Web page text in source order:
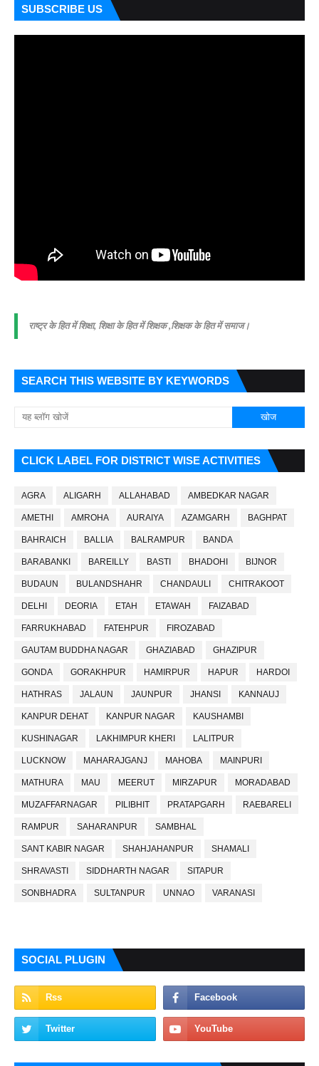
SUBSCRIBE US
राष्ट्र के हित में शिक्षा, शिक्षा के हित में शिक्षक ,शिक्षक के हित में समाज।
SEARCH THIS WEBSITE BY KEYWORDS
CLICK LABEL FOR DISTRICT WISE ACTIVITIES
AGRA ALIGARH ALLAHABAD AMBEDKAR NAGAR
AMETHI AMROHA AURAIYA AZAMGARH BAGHPAT
BAHRAICH BALLIA BALRAMPUR BANDA
BARABANKI BAREILLY BASTI BHADOHI BIJNOR
BUDAUN BULANDSHAHR CHANDAULI CHITRAKOOT
DELHI DEORIA ETAH ETAWAH FAIZABAD
FARRUKHABAD FATEHPUR FIROZABAD
GAUTAM BUDDHA NAGAR GHAZIABAD GHAZIPUR
GONDA GORAKHPUR HAMIRPUR HAPUR HARDOI
HATHRAS JALAUN JAUNPUR JHANSI KANNAUJ
KANPUR DEHAT KANPUR NAGAR KAUSHAMBI
KUSHINAGAR LAKHIMPUR KHERI LALITPUR
LUCKNOW MAHARAJGANJ MAHOBA MAINPURI
MATHURA MAU MEERUT MIRZAPUR MORADABAD
MUZAFFARNAGAR PILIBHIT PRATAPGARH RAEBARELI
RAMPUR SAHARANPUR SAMBHAL
SANT KABIR NAGAR SHAHJAHANPUR SHAMALI
SHRAVASTI SIDDHARTH NAGAR SITAPUR
SONBHADRA SULTANPUR UNNAO VARANASI
SOCIAL PLUGIN